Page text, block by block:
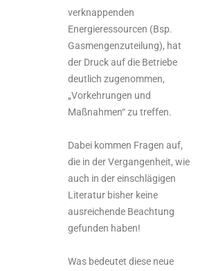
verknappenden
Energieressourcen (Bsp.
Gasmengenzuteilung), hat
der Druck auf die Betriebe
deutlich zugenommen,
„Vorkehrungen und
Maßnahmen“ zu treffen.
Dabei kommen Fragen auf,
die in der Vergangenheit, wie
auch in der einschlägigen
Literatur bisher keine
ausreichende Beachtung
gefunden haben!
Was bedeutet diese neue